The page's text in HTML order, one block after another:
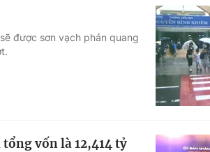
được sơn vạch phản quang
tổng vốn là 12,414 tỷ